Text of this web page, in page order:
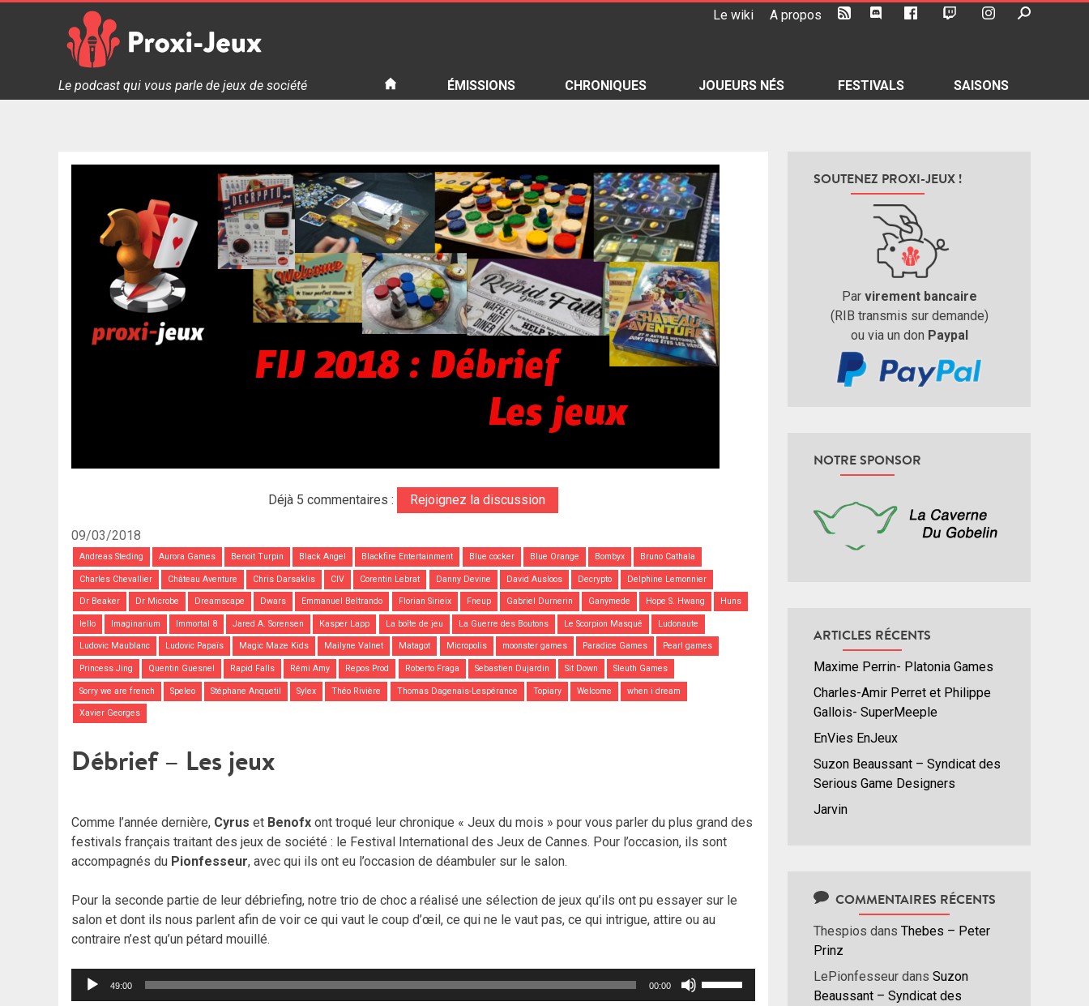
Le wiki A propos
Proxi Jeux - Le podcast qui vous parle de jeux de société
Le podcast qui vous parle de jeux de société ÉMISSIONS CHRONIQUES JOUEURS NÉS FESTIVALS SAISONS
Déjà 5 commentaires : Rejoignez la discussion
09/03/2018
Andreas Steding Aurora Games Benoit Turpin Black Angel Blackfire Entertainment Blue cocker Blue Orange Bombyx Bruno Cathala
Charles Chevallier Château Aventure Chris Darsaklis CIV Corentin Lebrat Danny Devine David Ausloos Decrypto Delphine Lemonnier
Dr Beaker Dr Microbe Dreamscape Dwars Emmanuel Beltrando Florian Sirieix Fneup Gabriel Durnerin Ganymede Hope S. Hwang Huns
Iello Imaginarium Immortal 8 Jared A. Sorensen Kasper Lapp La boîte de jeu La Guerre des Boutons Le Scorpion Masqué Ludonaute
Ludovic Maublanc Ludovic Papaïs Magic Maze Kids Mailyne Valnet Matagot Micropolis moonster games Paradice Games Pearl games
Princess Jing Quentin Guesnel Rapid Falls Rémi Amy Repos Prod Roberto Fraga Sebastien Dujardin Sit Down Sleuth Games
Sorry we are french Speleo Stéphane Anquetil Sylex Théo Rivière Thomas Dagenais-Lespérance Topiary Welcome when i dream
Xavier Georges
Débrief – Les jeux
Comme l’année dernière, Cyrus et Benofx ont troqué leur chronique « Jeux du mois » pour vous parler du plus grand des
festivals français traitant des jeux de société : le Festival International des Jeux de Cannes. Pour l’occasion, ils sont
accompagnés du Pionfesseur, avec qui ils ont eu l’occasion de déambuler sur le salon.
Pour la seconde partie de leur débriefing, notre trio de choc a réalisé une sélection de jeux qu’ils ont pu essayer sur le
salon et dont ils nous parlent afin de voir ce qui vaut le coup d’œil, ce qui ne le vaut pas, ce qui intrigue, attire ou au
contraire n’est qu’un pétard mouillé.
Lecteur
49:00 00:00
SOUTENEZ PROXI-JEUX !
Par virement bancaire
(RIB transmis sur demande)
ou via un don Paypal
NOTRE SPONSOR
ARTICLES RÉCENTS
Maxime Perrin- Platonia Games
Charles-Amir Perret et Philippe
Gallois- SuperMeeple
EnVies EnJeux
Suzon Beaussant – Syndicat des
Serious Game Designers
Jarvin
COMMENTAIRES RÉCENTS
Thespios dans Thebes – Peter
Prinz
LePionfesseur dans Suzon
Beaussant – Syndicat des